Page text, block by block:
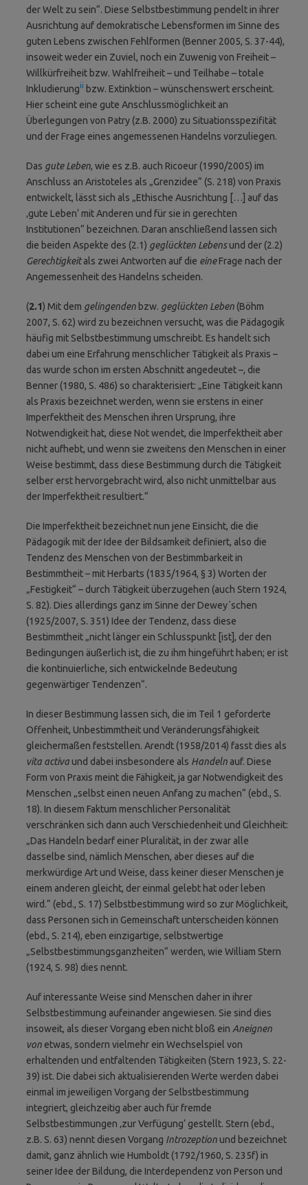
der Welt zu sein“. Diese Selbstbestimmung pendelt in ihrer
Ausrichtung auf demokratische Lebensformen im Sinne des
guten Lebens zwischen Fehlformen (Benner 2005, S. 37-44),
insoweit weder ein Zuviel, noch ein Zuwenig von Freiheit –
Willkürfreiheit bzw. Wahlfreiheit – und Teilhabe – totale
Inkludierungii bzw. Extinktion – wünschenswert erscheint.
Hier scheint eine gute Anschlussmöglichkeit an
Überlegungen von Patry (z.B. 2000) zu Situationsspezifität
und der Frage eines angemessenen Handelns vorzuliegen.
Das gute Leben, wie es z.B. auch Ricoeur (1990/2005) im
Anschluss an Aristoteles als „Grenzidee“ (S. 218) von Praxis
entwickelt, lässt sich als „Ethische Ausrichtung […] auf das
‚gute Leben‘ mit Anderen und für sie in gerechten
Institutionen“ bezeichnen. Daran anschließend lassen sich
die beiden Aspekte des (2.1) geglückten Lebensund der (2.2)
Gerechtigkeitals zwei Antworten auf die eineFrage nach der
Angemessenheit des Handelns scheiden.
(2.1) Mit dem gelingenden bzw. geglückten Leben (Böhm
2007, S. 62) wird zu bezeichnen versucht, was die Pädagogik
häufig mit Selbstbestimmung umschreibt. Es handelt sich
dabei um eine Erfahrung menschlicher Tätigkeit als Praxis –
das wurde schon im ersten Abschnitt angedeutet –, die
Benner (1980, S. 486) so charakterisiert: „Eine Tätigkeit kann
als Praxis bezeichnet werden, wenn sie erstens in einer
Imperfektheit des Menschen ihren Ursprung, ihre
Notwendigkeit hat, diese Not wendet, die Imperfektheit aber
nicht aufhebt, und wenn sie zweitens den Menschen in einer
Weise bestimmt, dass diese Bestimmung durch die Tätigkeit
selber erst hervorgebracht wird, also nicht unmittelbar aus
der Imperfektheit resultiert.“
Die Imperfektheit bezeichnet nun jene Einsicht, die die
Pädagogik mit der Idee der Bildsamkeit definiert, also die
Tendenz des Menschen von der Bestimmbarkeit in
Bestimmtheit – mit Herbarts (1835/1964, § 3) Worten der
„Festigkeit“ – durch Tätigkeit überzugehen (auch Stern 1924,
S. 82). Dies allerdings ganz im Sinne der Dewey´schen
(1925/2007, S. 351) Idee der Tendenz, dass diese
Bestimmtheit „nicht länger ein Schlusspunkt [ist], der den
Bedingungen äußerlich ist, die zu ihm hingeführt haben; er ist
die kontinuierliche, sich entwickelnde Bedeutung
gegenwärtiger Tendenzen“.
In dieser Bestimmung lassen sich, die im Teil 1 geforderte
Offenheit, Unbestimmtheit und Veränderungsfähigkeit
gleichermaßen feststellen. Arendt (1958/2014) fasst dies als
vita activaund dabei insbesondere als Handeln auf. Diese
Form von Praxis meint die Fähigkeit, ja gar Notwendigkeit des
Menschen „selbst einen neuen Anfang zu machen“ (ebd., S.
18). In diesem Faktum menschlicher Personalität
verschränken sich dann auch Verschiedenheit und Gleichheit:
„Das Handeln bedarf einer Pluralität, in der zwar alle
dasselbe sind, nämlich Menschen, aber dieses auf die
merkwürdige Art und Weise, dass keiner dieser Menschen je
einem anderen gleicht, der einmal gelebt hat oder leben
wird.“ (ebd., S. 17) Selbstbestimmung wird so zur Möglichkeit,
dass Personen sich in Gemeinschaft unterscheiden können
(ebd., S. 214), eben einzigartige, selbstwertige
„Selbstbestimmungsganzheiten“ werden, wie William Stern
(1924, S. 98) dies nennt.
Auf interessante Weise sind Menschen daher in ihrer
Selbstbestimmung aufeinander angewiesen. Sie sind dies
insoweit, als dieser Vorgang eben nicht bloß ein Aneignen
von etwas, sondern vielmehr ein Wechselspiel von
erhaltenden und entfaltenden Tätigkeiten (Stern 1923, S. 22-
39) ist. Die dabei sich aktualisierenden Werte werden dabei
einmal im jeweiligen Vorgang der Selbstbestimmung
integriert, gleichzeitig aber auch für fremde
Selbstbestimmungen ‚zur Verfügung‘ gestellt. Stern (ebd.,
z.B. S. 63) nennt diesen Vorgang Introzeptionund bezeichnet
damit, ganz ähnlich wie Humboldt (1792/1960, S. 235f) in
seiner Idee der Bildung, die Interdependenz von Person und